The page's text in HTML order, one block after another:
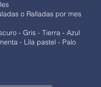
o Ralladas por mes
- Gris - Tierra - Azul
- Lila pastel - Palo